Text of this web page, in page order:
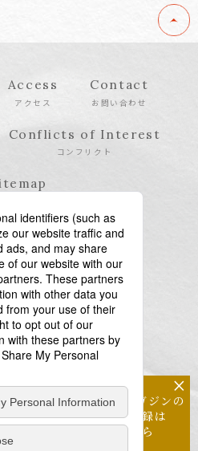
Access
アクセス
Contact
お問い合わせ
Conflicts of Interest
コンフリクト
6-10-1 六本木ヒルズ森タワー23
5611（特許・商標）
×
メールマガジンの
配信登録は
こちら